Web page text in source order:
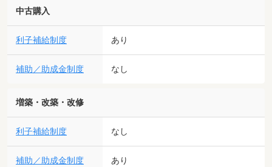
中古購入
利子補給制度 あり
補助／助成金制度 なし
増築・改築・改修
利子補給制度 なし
補助／助成金制度 あり